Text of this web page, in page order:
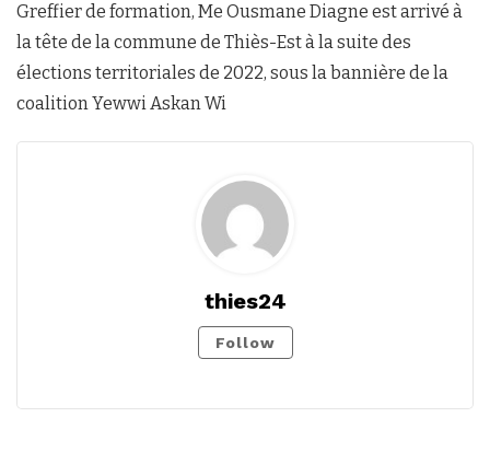
Greffier de formation, Me Ousmane Diagne est arrivé à
la tête de la commune de Thiès-Est à la suite des
élections territoriales de 2022, sous la bannière de la
coalition Yewwi Askan Wi
thies24
Follow